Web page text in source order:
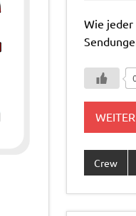
Wie jeder
Crew